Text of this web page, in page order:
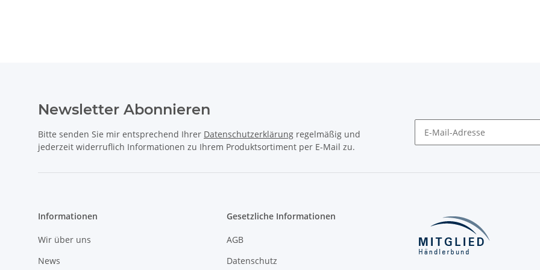
Newsletter Abonnieren
Bitte senden Sie mir entsprechend Ihrer Datenschutzerklärung regelmäßig und
jederzeit widerruflich Informationen zu Ihrem Produktsortiment per E-Mail zu.
Informationen
Wir über uns
News
Gesetzliche Informationen
AGB
Datenschutz